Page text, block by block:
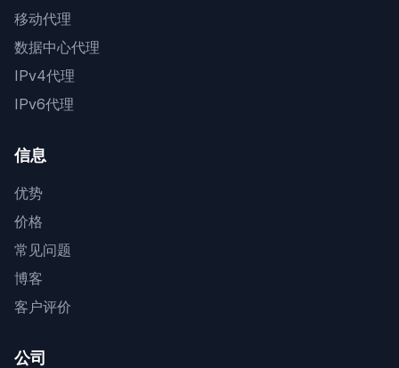
移动代理
数据中心代理
IPv4代理
IPv6代理
信息
优势
价格
常见问题
博客
客户评价
公司